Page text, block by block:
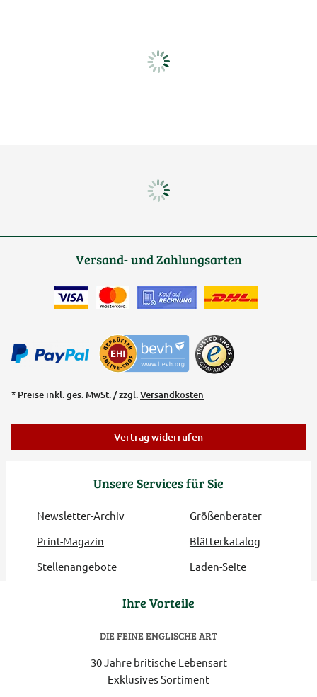
Unsere Services für Sie
Newsletter-Archiv
Größenberater
Print-Magazin
Blätterkatalog
Stellenangebote
Laden-Seite
Versand- und Zahlungsarten
* Preise inkl. ges. MwSt. / zzgl.Versandkosten
Vertrag widerrufen
Ihre Vorteile
DIE FEINE ENGLISCHE ART
30 Jahre britische Lebensart
Exklusives Sortiment